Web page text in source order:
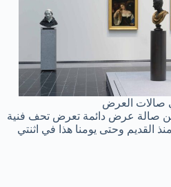
العرض
صالة عرض دائمة تعرض تحف فنية
القديم وحتى يومنا هذا في اثنتي